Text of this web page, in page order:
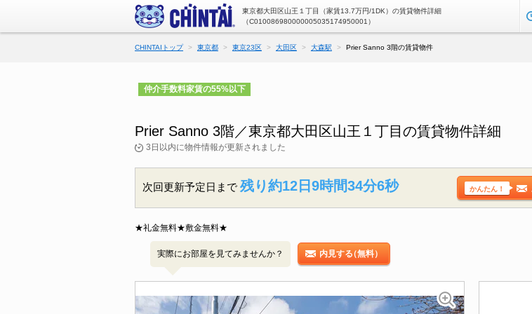
東京都大田区山王１丁目（家賃13.7万円/1DK）の賃貸物件詳細
（C010086980000005035174950001）
CHINTAIトップ 東京都 東京23区 大田区 大森駅 Prier Sanno 3階の賃貸物件
仲介手数料家賃の55%以下
Prier Sanno 3階／東京都大田区山王１丁目の賃貸物件詳細
3日以内に物件情報が更新されました
次回更新予定日まで 残り約12日9時間34分5秒 かんたん！
★礼金無料★敷金無料★
実際にお部屋を見てみませんか？ 内見する（無料）